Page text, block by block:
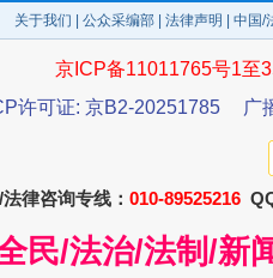
关于我们 公众采编部 法律声明 | 中国
京ICP备11011765号1至
许可证: 京B2-20251785
广
律咨询专线： 010-89525216
民/法治/法制/新